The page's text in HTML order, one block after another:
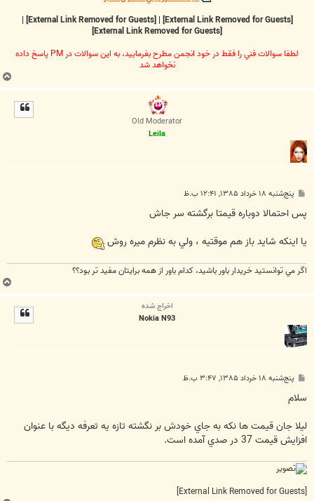
|
|
لطفا سوالات فني را فقط در خود انجمن مطرح بفرماييد، به اين سوالات در PM پاسخ داده
نخواهد شد
ب
ا
Old Moderator
Leila
پ
ت
پنج‌شنبه ۱۸ خرداد ۱۳۸۵, ۱۲:۴۱ ب.ظ
پس احتمالا دوباره قيمتا برگشته سر جاش
يا اينكه شايد باز هم موقتيه ، ولي به نظرم ميره روش
اگر مي توانستيد خريدار باور باشيد، كدام باور از همه برايتان مفيد تر بود؟؟
ب
ا
اخراج شده
Nokia N93
پ
ت
پنج‌شنبه ۱۸ خرداد ۱۳۸۵, ۳:۴۷ ب.ظ
سلام
ليلا جان قيمت ها نکه به جاي خودش بر نگشته تازه يه تعرفه ديگه با عنوان
افزايش قيمت 37 در صدي آمده است.